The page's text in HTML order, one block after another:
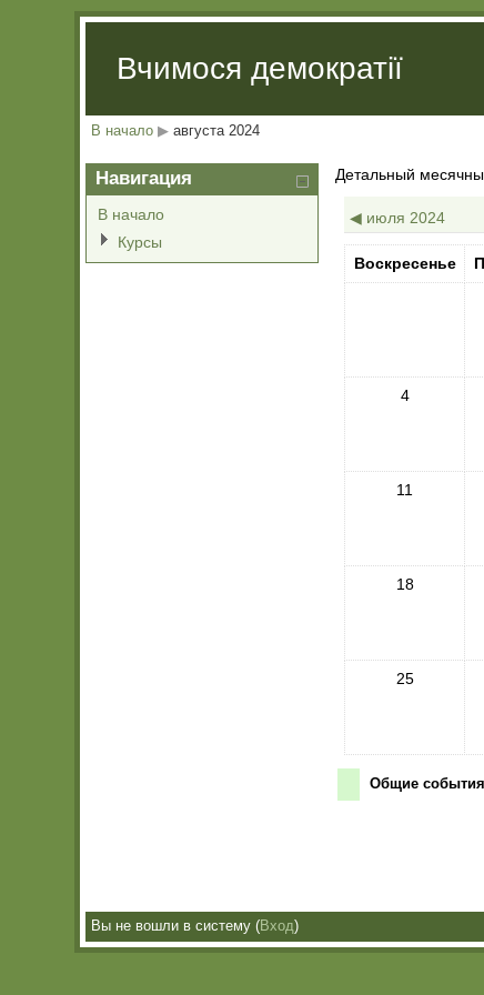
Вчимося демократії
В начало ▶ августа 2024
Детальный
◀ июля 2024
Воскресенье
4
11
18
25
Общие события
Навигация
В начало
Курсы
Вы не вошли в систему (Вход)